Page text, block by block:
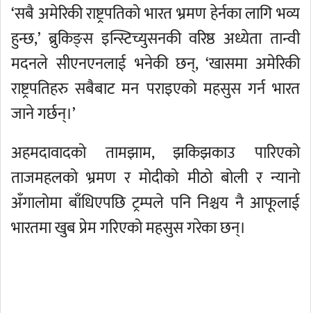
‘सबै अमेरिकी राष्ट्रपतिको भारत भ्रमण हेर्नका लागि भव्य
हुन्छ,’ ब्रुकिङ्स इन्स्टिच्युसनकी वरिष्ठ अध्येता तान्वी
मदनले सीएनएनलाई भनेकी छन्, ‘खासमा अमेरिकी
राष्ट्रपतिहरु सबैबाट मन पराइएको महसुस गर्न भारत
जाने गर्छन्।’
अहमदावादको तामझाम, झकिझकाउ पारिएको
ताजमहलको भ्रमण र मोदीको मीठो बोली र न्यानो
अँगालोमा बाँधिएपछि ट्रम्पले पनि निश्चय नै आफूलाई
भारतमा खुब प्रेम गरिएको महसुस गरेका छन्।